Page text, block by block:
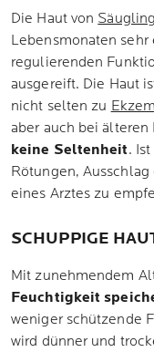
Die Haut von
Lebensmonaten
regulierenden
ausgereift. Die Haut
nicht selten zu
aber auch bei älteren
keine Seltenheit.
Rötungen,
eines Arztes zu
SCHUPPIGE
Mit zunehmendem
Feuchtigkeit
weniger schützende
wird dünner und